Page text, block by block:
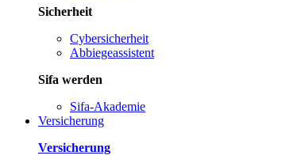
Sicherheit
Cybersicherheit
Abbiegeassistent
Sifa werden
Sifa-Akademie
Versicherung
Versicherung